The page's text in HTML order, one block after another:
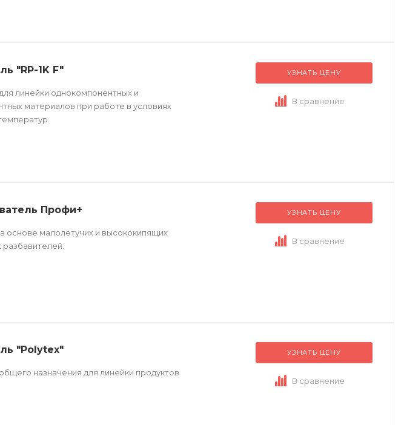
"RP-1K F"
линейки однокомпонентных и
материалов при работе в условиях
УЗНАТЬ ЦЕНУ
В сравнение
Профи+
основе малолетучих и высококипящих
разбавителей.
УЗНАТЬ ЦЕНУ
В сравнение
"Polytex"
назначения для линейки продуктов
УЗНАТЬ ЦЕНУ
В сравнение